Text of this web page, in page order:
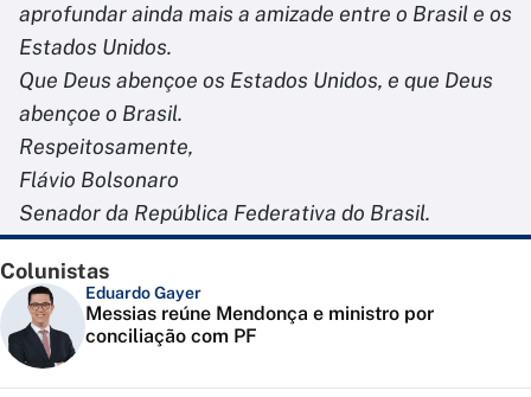
aprofundar ainda mais a amizade entre o Brasil e os
Estados Unidos.
Que Deus abençoe os Estados Unidos, e que Deus
abençoe o Brasil.
Respeitosamente,
Flávio Bolsonaro
Senador da República Federativa do Brasil.
Colunistas
Eduardo Gayer
Messias reúne Mendonça e ministro por
conciliação com PF